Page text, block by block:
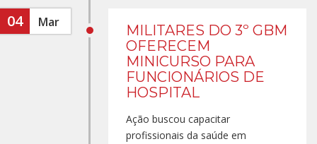
04 Mar
MILITARES DO 3º GBM
OFERECEM
MINICURSO PARA
FUNCIONÁRIOS DE
HOSPITAL
Ação buscou capacitar
profissionais da saúde em